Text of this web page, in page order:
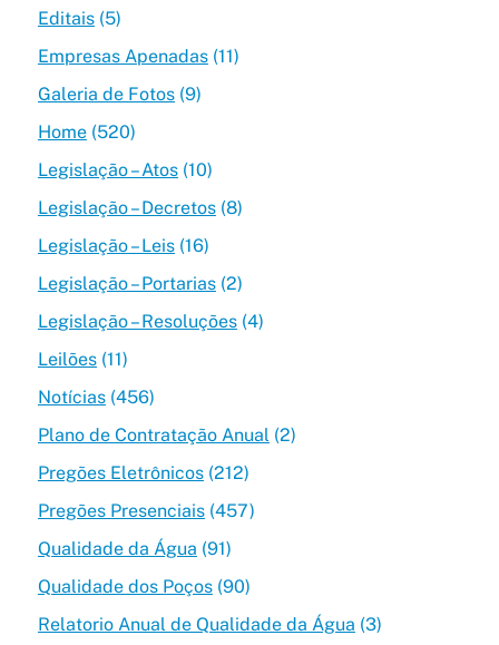
Editais(5)
Empresas Apenadas(11)
Galeria de Fotos(9)
Home(520)
Legislação – Atos(10)
Legislação – Decretos(8)
Legislação – Leis(16)
Legislação – Portarias(2)
Legislação – Resoluções(4)
Leilões(11)
Notícias(456)
Plano de Contratação Anual (2)
Pregões Eletrônicos(212)
Pregões Presenciais(457)
Qualidade da Água (91)
Qualidade dos Poços(90)
Relatorio Anual de Qualidade da Água (3)